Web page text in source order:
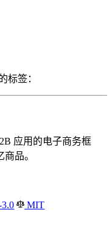
标签：
应用的电子商务框
品。
MIT